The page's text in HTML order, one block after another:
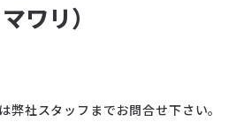
ワリ）
社スタッフまでお問合せ下さい。